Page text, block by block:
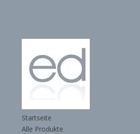
Startseite
Alle Produkte